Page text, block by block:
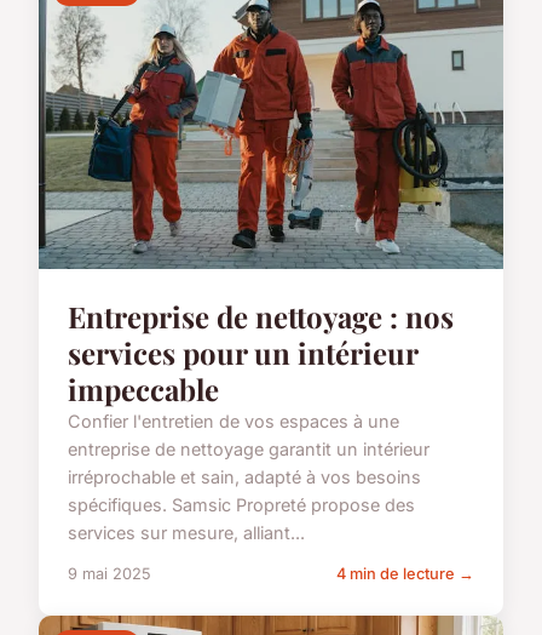
Entreprise de nettoyage : nos
services pour un intérieur
impeccable
Confier l'entretien de vos espaces à une
entreprise de nettoyage garantit un intérieur
irréprochable et sain, adapté à vos besoins
spécifiques. Samsic Propreté propose des
services sur mesure, alliant...
9 mai 2025 4 min de lecture →